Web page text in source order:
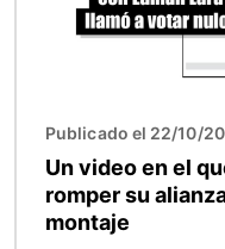
Publicado el 22/10/
Un video en el
romper su
montaje